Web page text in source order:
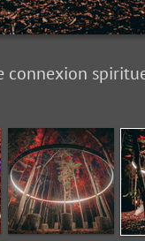
connexion